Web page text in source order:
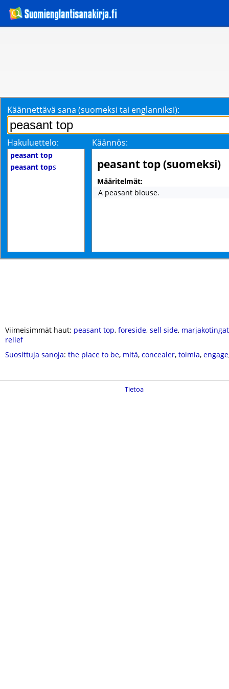
Käännettävä sana (suomeksi tai englanniksi):
Hakuluettelo: Käännös:
peasant top
peasant tops peasant top (suomeksi)
Määritelmät:
A peasant blouse.
Viimeisimmät haut: peasant top, foreside, sell side, marjakotingat
relief
Suosittuja sanoja: the place to be, mitä, concealer, toimia, engage
Tietoa